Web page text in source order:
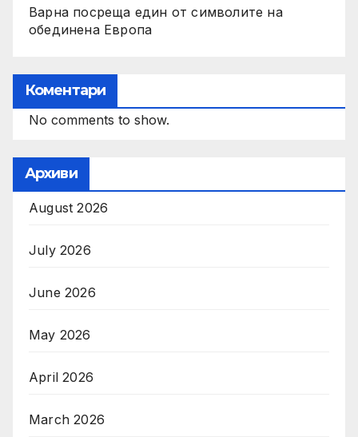
Варна посреща един от символите на
обединена Европа
Коментари
No comments to show.
Архиви
August 2026
July 2026
June 2026
May 2026
April 2026
March 2026